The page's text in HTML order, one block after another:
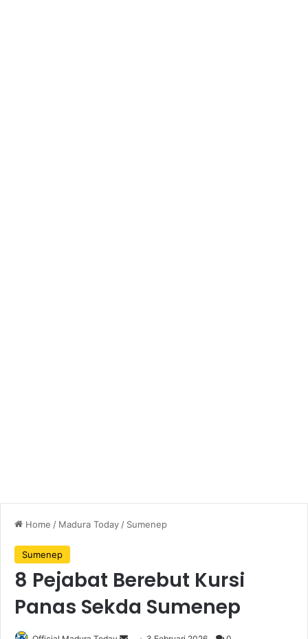
Home / Madura Today / Sumenep
Sumenep
8 Pejabat Berebut Kursi
Panas Sekda Sumenep